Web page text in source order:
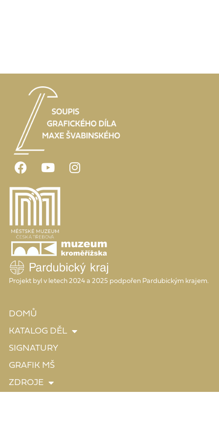
Projekt byl v letech 2024 a 2025 podpořen Pardubickým krajem.
DOMŮ
KATALOG DĚL
SIGNATURY
GRAFIK MŠ
ZDROJE